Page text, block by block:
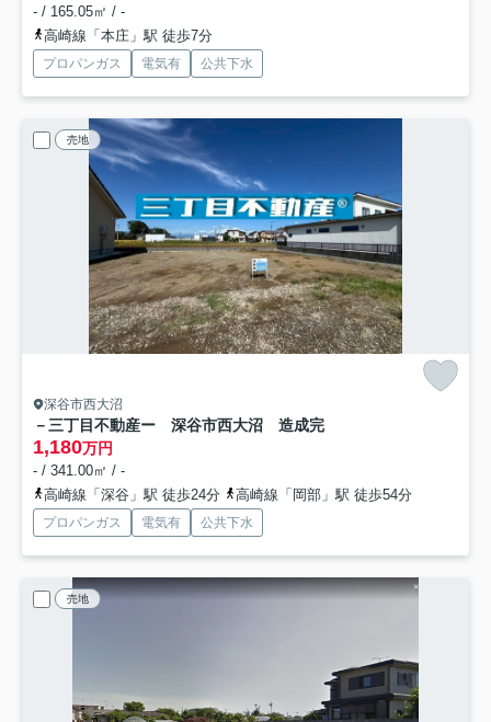
- / 165.05㎡ / -
高崎線「本庄」駅 徒歩7分
プロパンガス 電気有 公共下水
売地
深谷市西大沼
－三丁目不動産ー 深谷市西大沼 造成完
1,180万円
- / 341.00㎡ / -
高崎線「深谷」駅 徒歩24分
高崎線「岡部」駅 徒歩54分
プロパンガス 電気有 公共下水
売地